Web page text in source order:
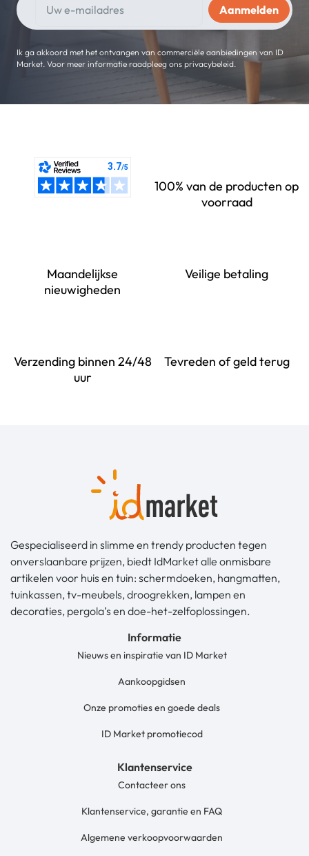
Ik ga akkoord met het ontvangen van commerciële aanbiedingen van ID
Market. Voor meer informatie raadpleeg ons privacybeleid.
100% van de producten op
voorraad
Maandelijkse
nieuwigheden
Veilige betaling
Verzending binnen 24/48
uur
Tevreden of geld terug
Gespecialiseerd in slimme en trendy producten tegen
onverslaanbare prijzen, biedt IdMarket alle onmisbare
artikelen voor huis en tuin: schermdoeken, hangmatten,
tuinkassen, tv-meubels, droogrekken, lampen en
decoraties, pergola’s en doe-het-zelfoplossingen.
Informatie
Nieuws en inspiratie van ID Market
Aankoopgidsen
Onze promoties en goede deals
ID Market promotiecod
Klantenservice
Contacteer ons
Klantenservice, garantie en FAQ
Algemene verkoopvoorwaarden